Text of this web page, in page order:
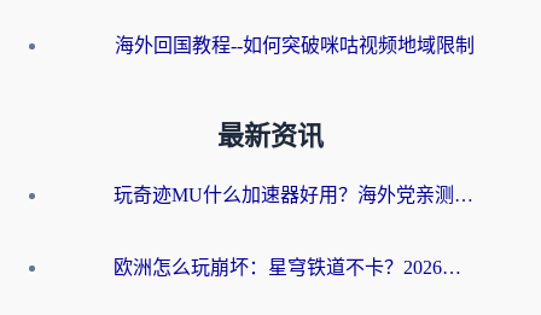
海外回国教程--如何突破咪咕视频地域限制
最新资讯
玩奇迹MU什么加速器好用？海外党亲测：这款加速器让你告别延迟卡顿！
欧洲怎么玩崩坏：星穹铁道不卡？2026海外玩家国服游戏加速器终极攻略